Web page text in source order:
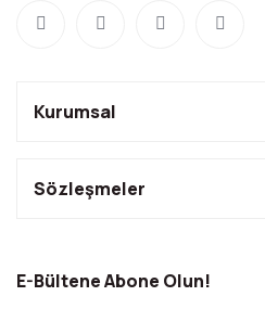
Kurumsal
Sözleşmeler
E-Bültene Abone Olun!